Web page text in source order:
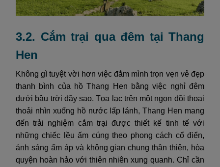
3.2. Cắm trại qua đêm tại Thang
Hen
Không gì tuyệt vời hơn việc đắm mình trọn vẹn vẻ đẹp
thanh bình của hồ Thang Hen bằng việc nghỉ đêm
dưới bầu trời đầy sao. Tọa lạc trên một ngọn đồi thoai
thoải nhìn xuống hồ nước lấp lánh, Thang Hen mang
đến trải nghiệm cắm trại được thiết kế tinh tế với
những chiếc lều ấm cúng theo phong cách cổ điển,
ánh sáng ấm áp và không gian chung thân thiện, hòa
quyện hoàn hảo với thiên nhiên xung quanh. Chỉ cần